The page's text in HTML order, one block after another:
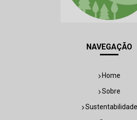
NAVEGAÇÃO
Home
Sobre
Sustentabilidade